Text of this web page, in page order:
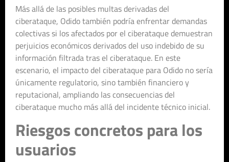
Más allá de las posibles multas derivadas del
ciberataque, Odido también podría enfrentar demandas
colectivas si los afectados por el ciberataque demuestran
perjuicios económicos derivados del uso indebido de su
información filtrada tras el ciberataque. En este
escenario, el impacto del ciberataque para Odido no sería
únicamente regulatorio, sino también financiero y
reputacional, ampliando las consecuencias del
ciberataque mucho más allá del incidente técnico inicial.
Riesgos concretos para los
usuarios